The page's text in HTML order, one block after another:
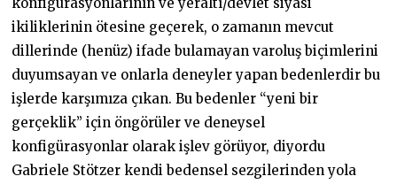
ikiliklerinin ötesine geçerek, o zamanın mevcut
dillerinde (henüz) ifade bulamayan varoluş biçimlerini
duyumsayan ve onlarla deneyler yapan bedenlerdir bu
işlerde karşımıza çıkan. Bu bedenler “yeni bir
gerçeklik” için öngörüler ve deneysel
konfigürasyonlar olarak işlev görüyor, diyordu
Gabriele Stötzer kendi bedensel sezgilerinden yola